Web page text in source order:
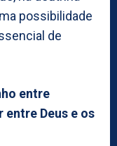
possibilidade
de
entre
Deus e os